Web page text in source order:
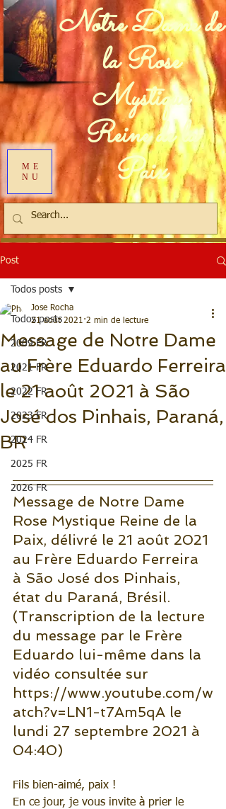
ME
NU
Notre Dame de
la Rose
Mystique
Reine de la
Paix
Post
Todos posts
2009 FR
2021 FR
2022 FR
2023 FR
2024 FR
2025 FR
2026 FR
Todos posts
Message de Notre Dame
au Frère Eduardo Ferreira
le 21 août 2021 à São
José dos Pinhais, Paraná,
BR
Jose Rocha
21 août 2021 2 min de lecture
Message de Notre Dame
Rose Mystique Reine de la
Paix, délivré le 21 août 2021
au Frère Eduardo Ferreira
à São José dos Pinhais,
état du Paraná, Brésil.
(Transcription de la lecture
du message par le Frère
Eduardo lui-même dans la
vidéo consultée sur
https://www.youtube.com/w
atch?v=LN1-t7Am5qA le
lundi 27 septembre 2021 à
04:40)
Fils bien-aimé, paix !
En ce jour, je vous invite à prier le